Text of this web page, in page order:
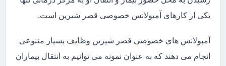
یکی از کارهای آمبولانس خصوصی قصر شیرین است.
آمبولانس های خصوصی قصر شیرین وظایف بسیار متنوعی
انجام می دهند که به عنوان نمونه می توانیم به انتقال بیماران